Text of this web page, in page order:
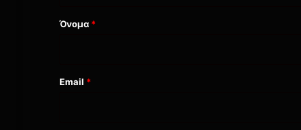
Όνομα *
Email *